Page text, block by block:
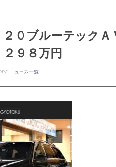
２０ブルーテック
９８万円
ニュース一覧